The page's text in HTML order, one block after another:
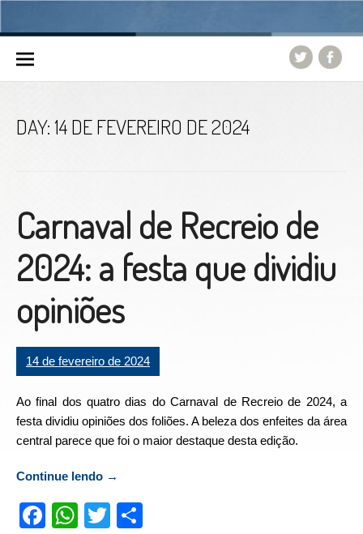
DAY: 14 DE FEVEREIRO DE 2024
Carnaval de Recreio de
2024: a festa que dividiu
opiniões
14 de fevereiro de 2024
Ao final dos quatro dias do Carnaval de Recreio de 2024, a
festa dividiu opiniões dos foliões. A beleza dos enfeites da área
central parece que foi o maior destaque desta edição.
Continue lendo “Carnaval de Recreio de 2024: a festa que
→
Facebook
WhatsApp
Twitter